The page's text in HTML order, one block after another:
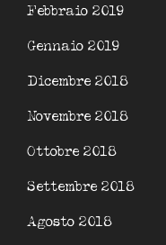
Febbraio 2019
Gennaio 2019
Dicembre 2018
Novembre 2018
Ottobre 2018
Settembre 2018
Agosto 2018